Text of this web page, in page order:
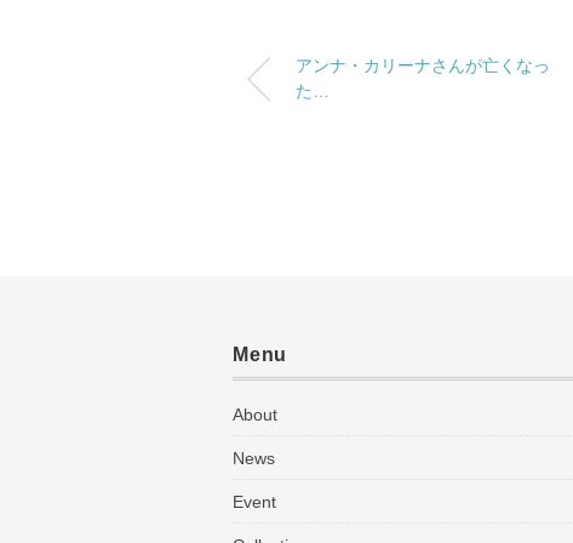
アンナ・カリーナさんが亡くなっ
た…
Menu
About
News
Event